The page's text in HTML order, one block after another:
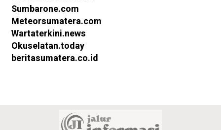
Sumbarone.com
Meteorsumatera.com
Wartaterkini.news
Okuselatan.today
beritasumatera.co.id